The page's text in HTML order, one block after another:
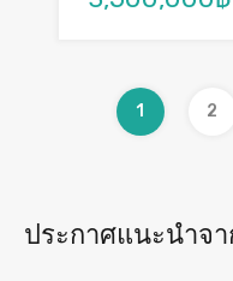
1 2
ประกาศแนะนำจ